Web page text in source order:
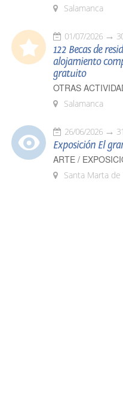
Salamanca
01/07/2026
122 Becas de
alojamiento
gratuito
OTRAS
Salamanca
26/06/2026
Exposición El
ARTE /
Santa Marta de